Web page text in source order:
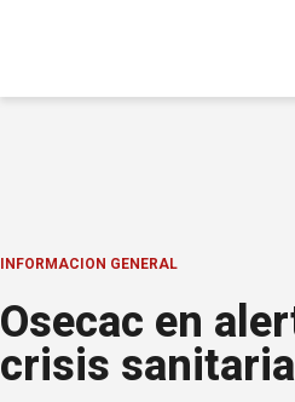
INFORMACION GENERAL
Osecac en
crisis sanitaria